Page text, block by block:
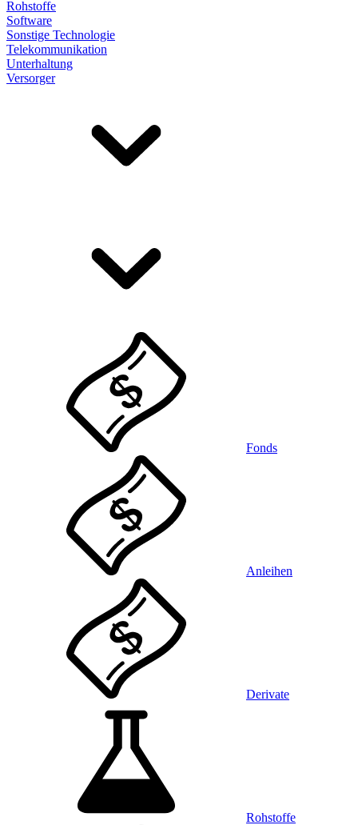
Rohstoffe
Software
Sonstige Technologie
Telekommunikation
Unterhaltung
Versorger
Fonds
Anleihen
Derivate
Rohstoffe